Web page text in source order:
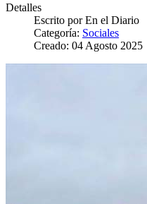
Detalles
Escrito porEn el Diario
Categoría: Sociales
Creado: 04 Agosto 2025